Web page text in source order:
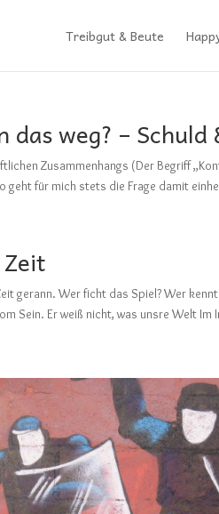
Treibgut & Beute
weg? – Schuld
Zusammenhangs (Der Begriff
für mich stets die Frage damit
gerann. Wer ficht das Spiel? Wer
Sein. Er weiß nicht, was unsre Welt